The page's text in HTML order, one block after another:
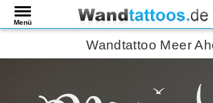
Menü
Wandtattoo Meer